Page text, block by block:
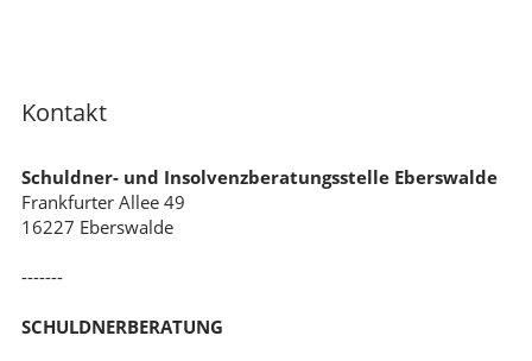
Kontakt
Schuldner- und Insolvenzberatungsstelle Eberswalde
Frankfurter Allee 49
16227 Eberswalde
-------
SCHULDNERBERATUNG